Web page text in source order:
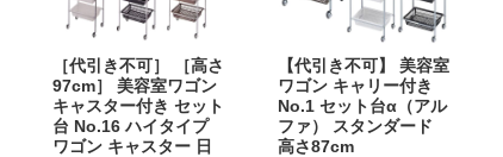
［代引き不可］ ［高さ
97cm］ 美容室ワゴン
キャスター付き セット
台 No.16 ハイタイプ
ワゴン キャスター 日
【代引き不可】 美容室
ワゴン キャリー付き
No.1 セット台α（アル
ファ） スタンダード
高さ87cm